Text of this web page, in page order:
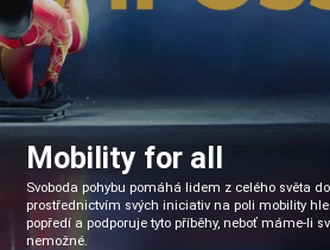
Mobility for all
Svoboda pohybu pomáhá lidem z celého světa
prostřednictvím svých iniciativ na poli mobility
popředí a podporuje tyto příběhy, neboť máme-li
nemožné.